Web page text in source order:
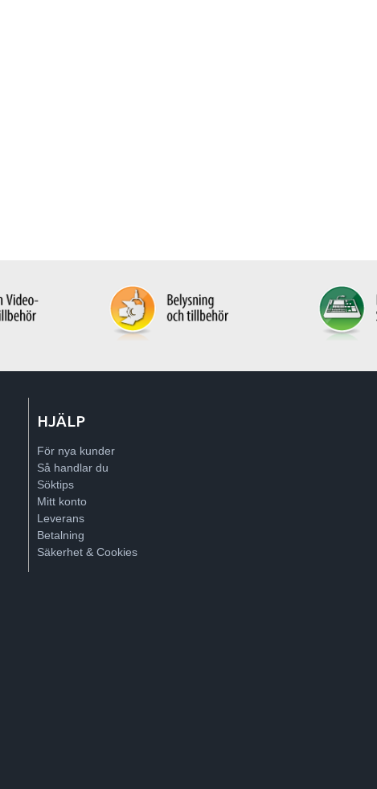
HJÄLP
För nya kunder
Så handlar du
Söktips
Mitt konto
Leverans
Betalning
Säkerhet & Cookies